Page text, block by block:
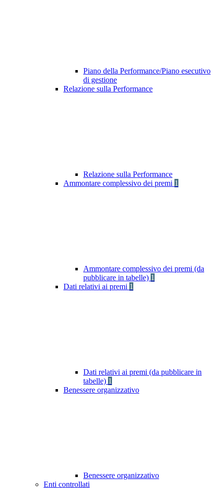
Piano della Performance/Piano esecutivo
di gestione
Relazione sulla Performance
Relazione sulla Performance
Ammontare complessivo dei premi 1
Ammontare complessivo dei premi (da
pubblicare in tabelle) 1
Dati relativi ai premi 1
Dati relativi ai premi (da pubblicare in
tabelle) 1
Benessere organizzativo
Benessere organizzativo
Enti controllati